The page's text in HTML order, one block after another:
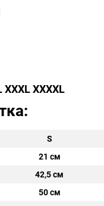
XXXL XXXXL
S
21 см
42,5 см
50 см